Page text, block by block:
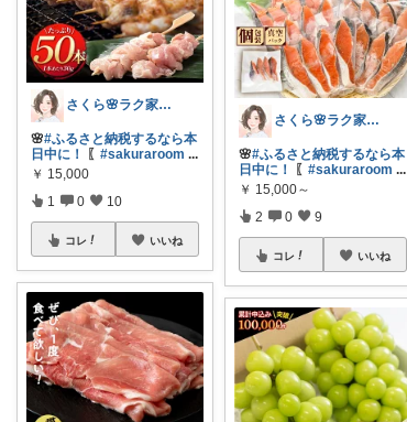
さくら🌸ラク家事&便利な生活雑貨🏠️
🌸#ふるさと納税するなら本
日中に！
〖 #sakuraroom ...
￥ 15,000
1 0 10
コレ いいね
さくら🌸ラク家事&便利な生活雑貨🏠️
🌸#ふるさと納税するなら本
日中に！
〖#sakuraroom ...
￥ 15,000～
2 0 9
コレ いいね